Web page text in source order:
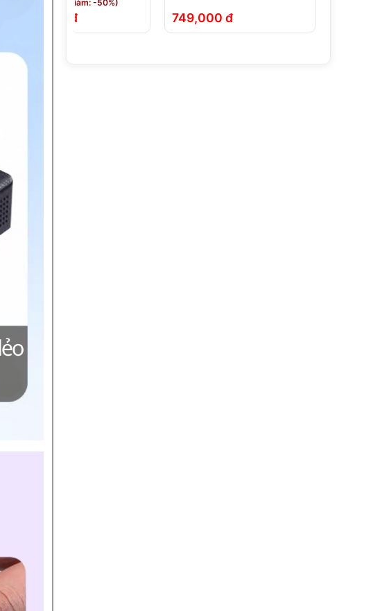
(Giảm: -50%)
1,290,000 đ 749,000 đ